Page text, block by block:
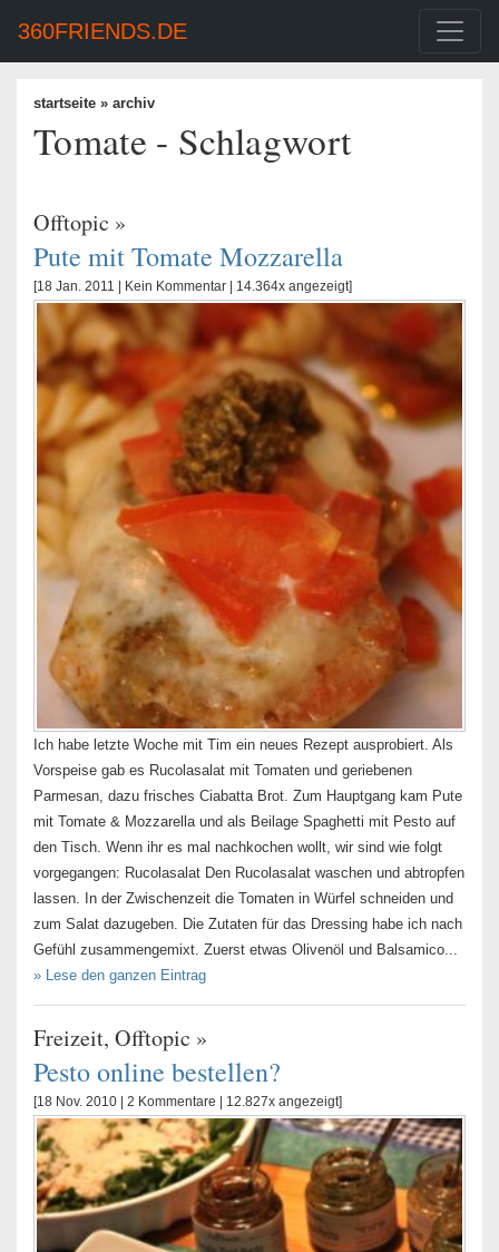
360FRIENDS.DE
startseite » archiv
Tomate - Schlagwort
Offtopic »
Pute mit Tomate Mozzarella
[18 Jan. 2011 | Kein Kommentar | 14.364x angezeigt]
Ich habe letzte Woche mit Tim ein neues Rezept ausprobiert. Als
Vorspeise gab es Rucolasalat mit Tomaten und geriebenen
Parmesan, dazu frisches Ciabatta Brot. Zum Hauptgang kam Pute
mit Tomate & Mozzarella und als Beilage Spaghetti mit Pesto auf
den Tisch. Wenn ihr es mal nachkochen wollt, wir sind wie folgt
vorgegangen: Rucolasalat Den Rucolasalat waschen und abtropfen
lassen. In der Zwischenzeit die Tomaten in Würfel schneiden und
zum Salat dazugeben. Die Zutaten für das Dressing habe ich nach
Gefühl zusammengemixt. Zuerst etwas Olivenöl und Balsamico...
» Lese den ganzen Eintrag
Freizeit, Offtopic »
Pesto online bestellen?
[18 Nov. 2010 | 2 Kommentare | 12.827x angezeigt]